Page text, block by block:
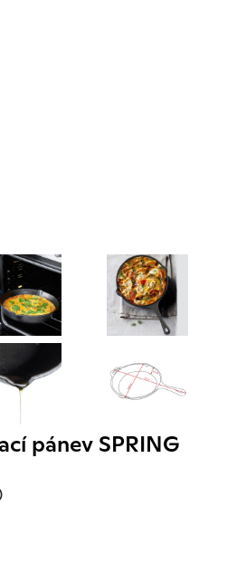
pánev SPRING